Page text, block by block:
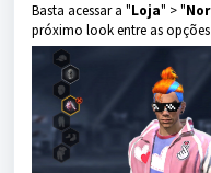
Basta acessar a "Loja" > "
próximo look entre as